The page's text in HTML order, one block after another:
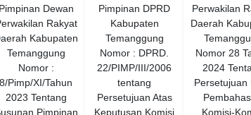
Pimpinan Dewan
Rakyat
Kabupaten
Temanggung
Nomor :
8/Pimp/XI/Tahun
2023 Tentang
Pimpinan
Pimpinan DPRD
Kabupaten
Temanggung
Nomor : DPRD.
22/PIMP/III/2006
tentang
Persetujuan Atas
Keputusan Komisi
Perwakilan
Daerah
Nomor 28
2024
Persetujuan
Komisi-